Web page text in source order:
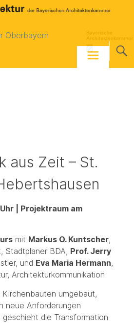
aus Zeit – St.
Uhr | Projektraum am
mit Markus O. Kuntscher,
Stadtplaner BDA, Prof. Jerry
und Eva Maria Hermann,
Architekturkommunikation
umgebaut,
neue Anforderungen
die Transformation